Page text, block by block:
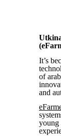
It’s
of
and
young